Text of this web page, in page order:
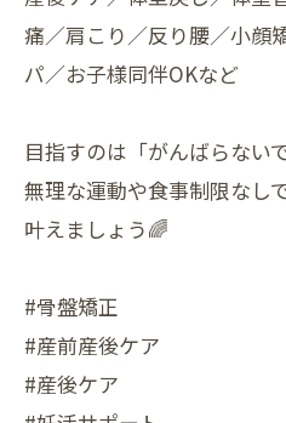
痛／肩こり／反り腰／小顔
パ／お子様同伴OKなど
目指すのは「がんばらな
無理な運動や食事制限なし
叶えましょう🌈
#骨盤矯正
#産前産後ケア
#産後ケア